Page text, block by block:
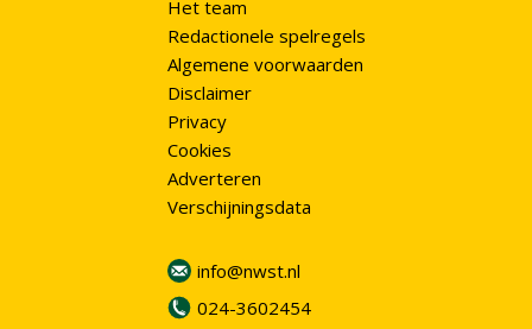
Het team
Redactionele spelregels
Algemene voorwaarden
Disclaimer
Privacy
Cookies
Adverteren
Verschijningsdata
info@nwst.nl
024-3602454